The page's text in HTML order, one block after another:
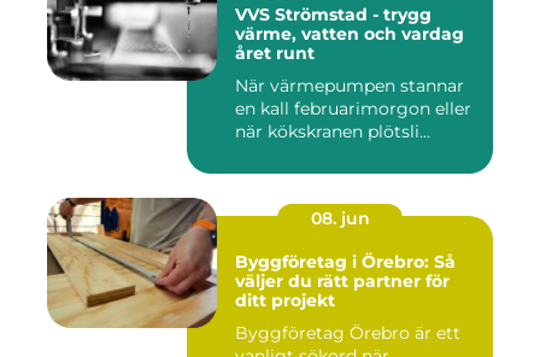
VVS Strömstad - trygg
värme, vatten och vardag
året runt
När värmepumpen stannar
en kall februarimorgon eller
när kökskranen plötsli...
08. jun
Byggföretag i Örebro: Så
väljer du rätt partner för
ditt projekt
Byggföretag Örebro är ett